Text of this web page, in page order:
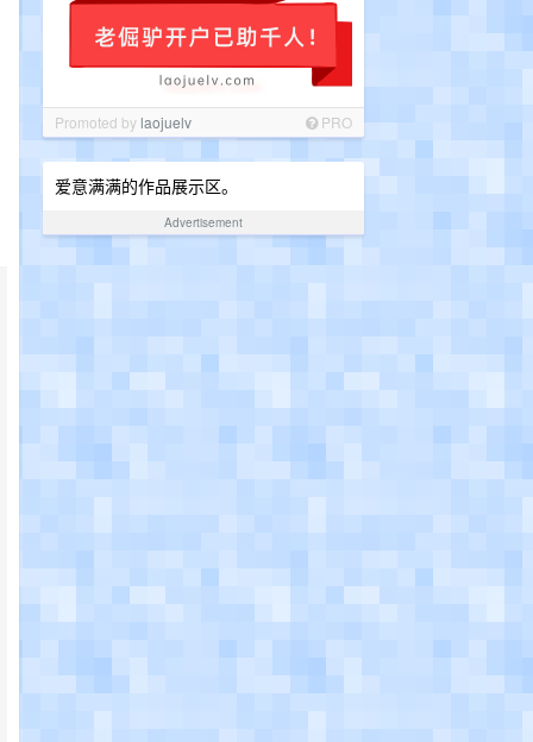
Promoted bylaojuelv PRO
爱意满满的作品展示区。
Advertisement